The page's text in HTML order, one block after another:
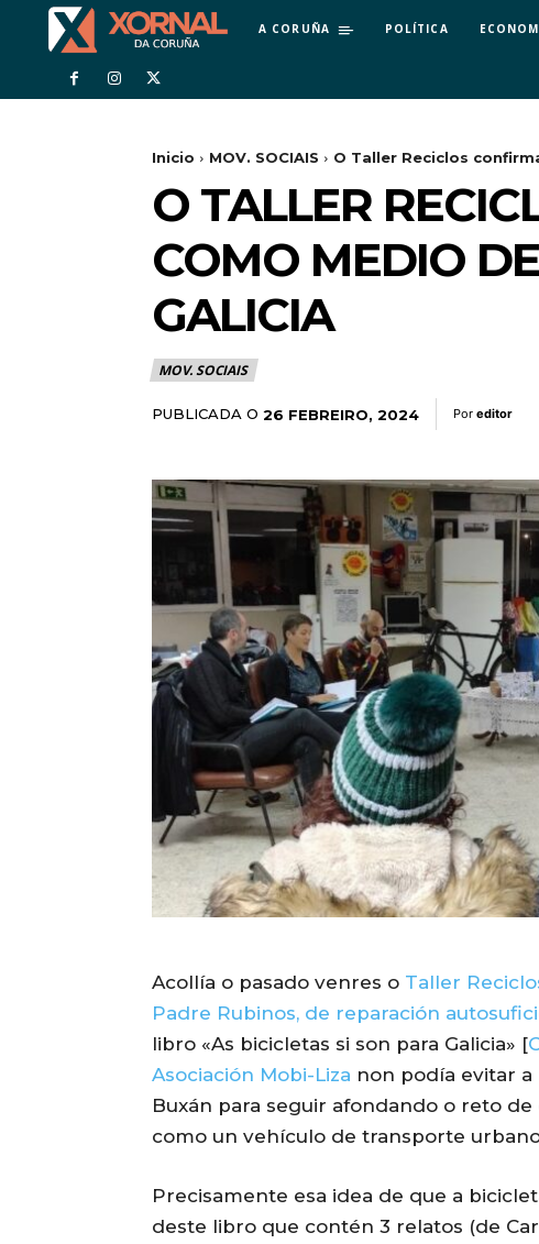
A CORUÑA POLÍTICA
Inicio MOV. SOCIAIS O Taller Reciclos
O TALLER
COMO MEDIO
GALICIA
MOV. SOCIAIS
PUBLICADA O 26 FEBREIRO, 2024 Por editor
Acollía o pasado venres o Taller
Padre Rubinos, de reparación
libro «As bicicletas si son para Galicia» [
Asociación Mobi-Liza non podía evitar
Buxán para seguir afondando o reto
como un vehículo de transporte
Precisamente esa idea de que a
deste libro que contén 3 relatos (de